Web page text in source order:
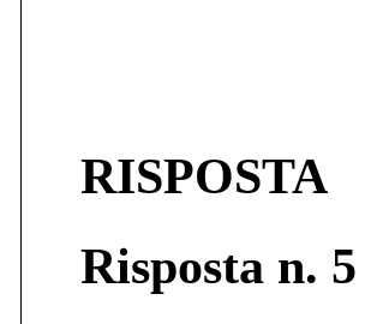
RISPOSTA
Risposta n. 5